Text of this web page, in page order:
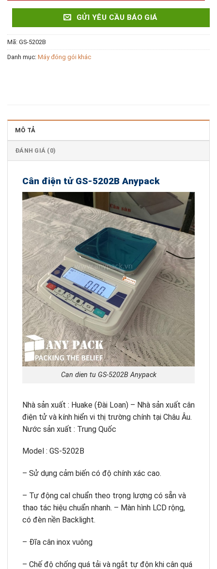
GỬI YÊU CẦU BÁO GIÁ
Mã: GS-5202B
Danh mục: Máy đóng gói khác
MÔ TẢ
ĐÁNH GIÁ (0)
Cân điện tử GS-5202B Anypack
Can dien tu GS-5202B Anypack
Nhà sản xuất : Huake (Đài Loan) – Nhà sản xuất cân
điện tử và kính hiển vi thị trường chính tại Châu Âu.
Nước sản xuất : Trung Quốc
Model : GS-5202B
– Sử dụng cảm biến có độ chính xác cao.
– Tự động cal chuẩn theo trọng lượng có sẵn và
thao tác hiệu chuẩn nhanh. – Màn hình LCD rộng,
có đèn nền Backlight.
– Đĩa cân inox vuông
– Chế độ chống quá tải và ngắt tự độn khi cân quá